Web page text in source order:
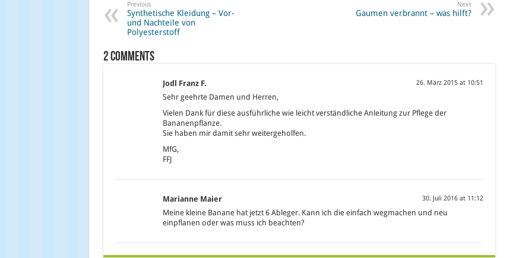
Previous
Synthetische Kleidung – Vor-
und Nachteile von
Polyesterstoff
Next
Gaumen verbrannt – was hilft?
2 comments
Jodl Franz F. 26. März 2015 at 10:51
Sehr geehrte Damen und Herren,
Vielen Dank für diese ausführliche wie leicht verständliche Anleitung zur Pflege der
Bananenpflanze.
Sie haben mir damit sehr weitergeholfen.
MfG,
FFJ
Marianne Maier 30. Juli 2016 at 11:12
Meine kleine Banane hat jetzt 6 Ableger. Kann ich die einfach wegmachen und neu
einpflanen oder was muss ich beachten?